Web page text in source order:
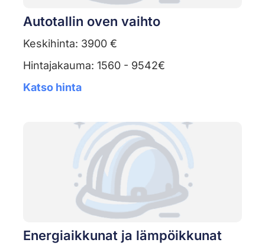
Autotallin oven vaihto
Keskihinta: 3900 €
Hintajakauma: 1560 - 9542€
Katso hinta
Energiaikkunat ja lämpöikkunat